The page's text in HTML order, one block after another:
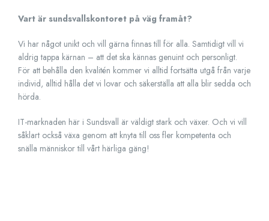
Vart är sundsvallskontoret på väg framåt?
Vi har något unikt och vill gärna finnas till för alla. Samtidigt vill vi
aldrig tappa kärnan – att det ska kännas genuint och personligt.
För att behålla den kvalitén kommer vi alltid fortsätta utgå från varje
individ, alltid hålla det vi lovar och säkerställa att alla blir sedda och
hörda.
IT-marknaden här i Sundsvall är väldigt stark och växer. Och vi vill
såklart också växa genom att knyta till oss fler kompetenta och
snälla människor till vårt härliga gäng!